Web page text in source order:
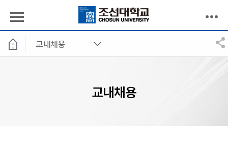
교내채용
교내채용